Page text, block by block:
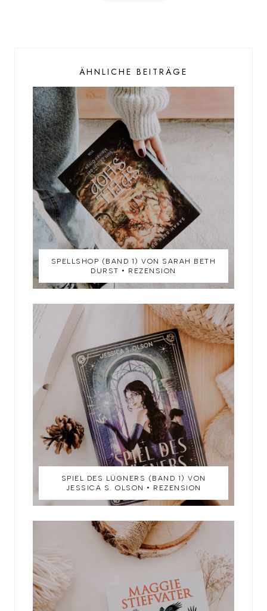
ÄHNLICHE BEITRÄGE
SPELLSHOP (BAND 1) VON SARAH BETH
DURST • REZENSION
SPIEL DES LÜGNERS (BAND 1) VON
JESSICA S. OLSON • REZENSION